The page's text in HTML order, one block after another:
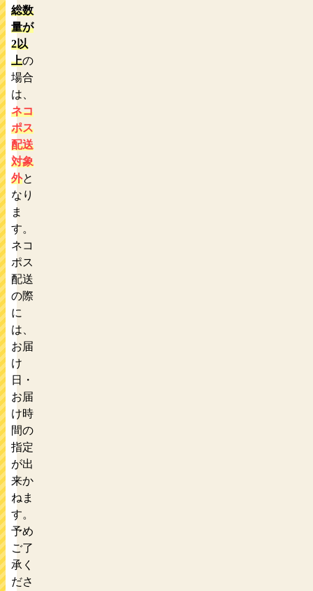
総数
量が
2以
上の
場合
は、
ネコ
ポス
配送
対象
外と
なり
ま
す。
ネコ
ポス
配送
の際
に
は、
お届
け
日・
お届
け時
間の
指定
が出
来か
ねま
す。
予め
ご了
承く
ださ